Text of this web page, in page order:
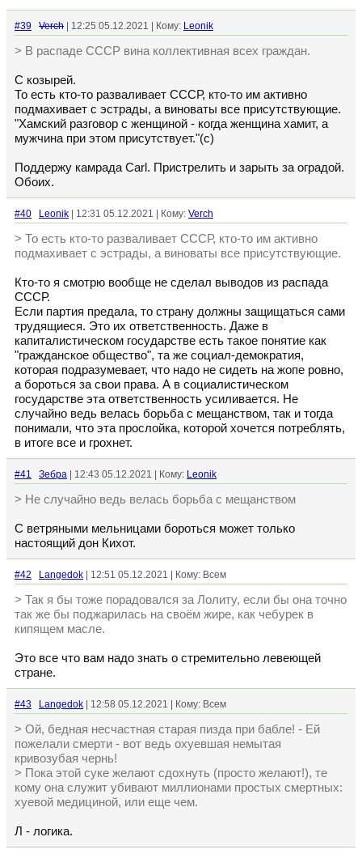
#39 Verch | 12:25 05.12.2021 | Кому: Leonik
> В распаде СССР вина коллективная всех граждан.
С козырей.
То есть кто-то разваливает СССР, кто-то им активно
подмахивает с эстрады, а виноваты все присутствующие.
"Хамский разговор с женщиной - когда женщина хамит, а
мужчина при этом присутствует."(с)
Поддержу камрада Carl. Пристрелить и зарыть за оградой.
Обоих.
#40 Leonik | 12:31 05.12.2021 | Кому: Verch
> То есть кто-то разваливает СССР, кто-то им активно
подмахивает с эстрады, а виноваты все присутствующие.
Кто-то я смотрю вообще не сделал выводов из распада
СССР.
Если партия предала, то страну должны защищаться сами
трудящиеся. Это их ответственность. Даже в
капиталистическом государстве есть такое понятие как
"гражданское общество", та же социал-демократия,
которая подразумевает, что надо не сидеть на жопе ровно,
а бороться за свои права. А в социалистическом
государстве эта ответственность усиливается. Не
случайно ведь велась борьба с мещанством, так и тогда
понимали, что эта прослойка, которой хочется потреблять,
в итоге все и грохнет.
#41 Зебра | 12:43 05.12.2021 | Кому: Leonik
> Не случайно ведь велась борьба с мещанством
С ветряными мельницами бороться может только
настоящий дон Кихот.
#42 Langedok | 12:51 05.12.2021 | Кому: Всем
> Так я бы тоже порадовался за Лолиту, если бы она точно
так же бы поджарилась на своём жире, как чебурек в
кипящем масле.
Это все что вам надо знать о стремительно левеющей
стране.
#43 Langedok | 12:58 05.12.2021 | Кому: Всем
> Ой, бедная несчастная старая пизда при бабле! - Ей
пожелали смерти - вот ведь охуевшая немытая
кривозубая чернь!
> Пока этой суке желают сдохнуть (просто желают!), те
кому она служит убивают миллионами простых смертных:
хуевой медициной, или еще чем.
Л - логика.